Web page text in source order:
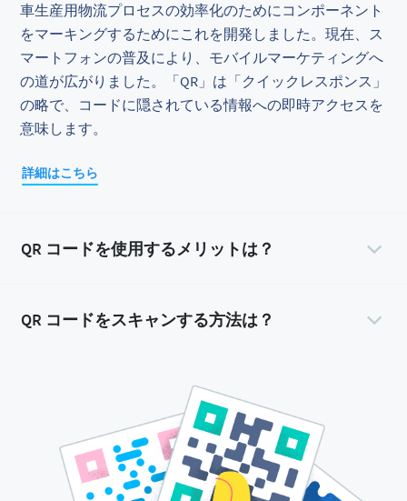
車生産用物流プロセスの効率化のためにコンポーネント
をマーキングするためにこれを開発しました。現在、ス
マートフォンの普及により、モバイルマーケティングへ
の道が広がりました。「QR」は「クイックレスポンス」
の略で、コードに隠されている情報への即時アクセスを
意味します。
詳細はこちら
QR コードを使用するメリットは？
QR コードをスキャンする方法は？